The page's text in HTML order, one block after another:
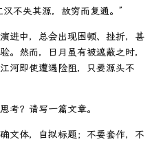
不失其源，故穷而复通。”
进中，总会出现困顿、挫折，甚
。然而，日月虽有被遮蔽之时，
河即使遭遇险阻，只要源头不
考？请写一篇文章。
文体，自拟标题；不要套作，不